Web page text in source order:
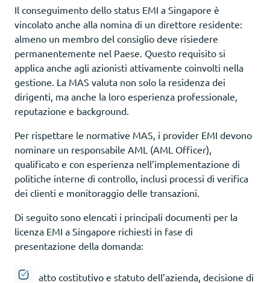
Il conseguimento dello status EMI a Singapore è
vincolato anche alla nomina di un direttore residente:
almeno un membro del consiglio deve risiedere
permanentemente nel Paese. Questo requisito si
applica anche agli azionisti attivamente coinvolti nella
gestione. La MAS valuta non solo la residenza dei
dirigenti, ma anche la loro esperienza professionale,
reputazione e background.
Per rispettare le normative MAS, i provider EMI devono
nominare un responsabile AML (AML Officer),
qualificato e con esperienza nell’implementazione di
politiche interne di controllo, inclusi processi di verifica
dei clienti e monitoraggio delle transazioni.
Di seguito sono elencati i principali documenti per la
licenza EMI a Singapore richiesti in fase di
presentazione della domanda:
atto costitutivo e statuto dell’azienda, decisione di